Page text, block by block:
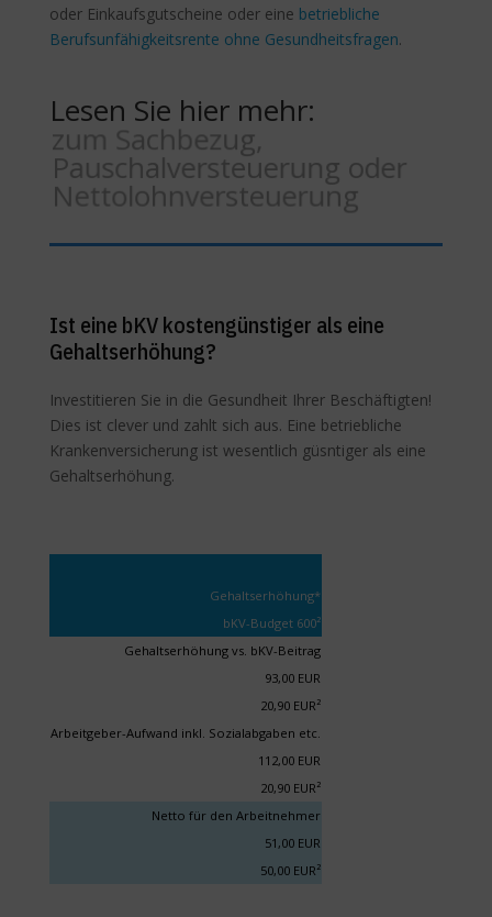
oder Einkaufsgutscheine oder eine betriebliche
Berufsunfähigkeitsrente ohne Gesundheitsfragen.
Lesen Sie hier mehr:
zum Sachbezug,
Pauschalversteuerung oder
Nettolohnversteuerung
Ist eine bKV kostengünstiger als eine
Gehaltserhöhung?
Investitieren Sie in die Gesundheit Ihrer Beschäftigten!
Dies ist clever und zahlt sich aus. Eine betriebliche
Krankenversicherung ist wesentlich güsntiger als eine
Gehaltserhöhung.
Gehaltserhöhung*
bKV-Budget 600²
Gehaltserhöhung vs. bKV-Beitrag
93,00 EUR
20,90 EUR²
Arbeitgeber-Aufwand inkl. Sozialabgaben etc.
112,00 EUR
20,90 EUR²
Netto für den Arbeitnehmer
51,00 EUR
50,00 EUR²